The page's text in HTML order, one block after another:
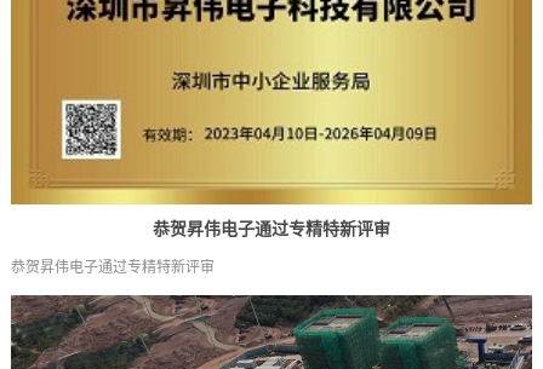
恭贺昇伟电子通过专精特新评审
恭贺昇伟电子通过专精特新评审